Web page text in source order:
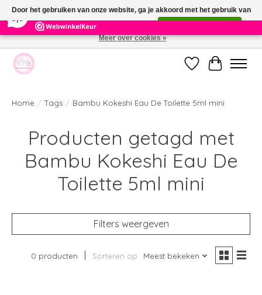
391 Reviews ×
Welkom bij de nieuwe webshop van Parfumerie Marie Rose
Verlanglijst
Home / Tags / Bambu Kokeshi Eau De Toilette 5ml mini
Producten getagd met
Bambu Kokeshi Eau De
Toilette 5ml mini
Filters weergeven
0 producten Sorteren op Meest bekeken
Door het gebruiken van onze website, ga je akkoord met het gebruik van
cookies om onze website te verbeteren.
Meer over cookies »